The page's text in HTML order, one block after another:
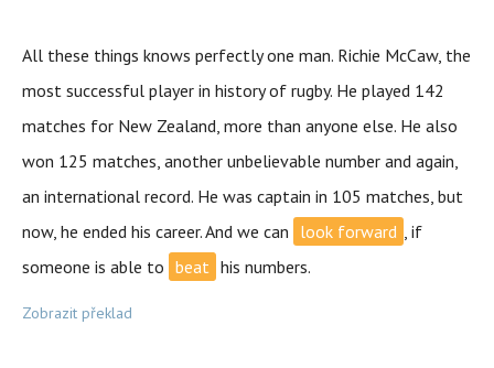
All these things knows perfectly one man. Richie McCaw, the
most successful player in history of rugby. He played 142
matches for New Zealand, more than anyone else. He also
won 125 matches, another unbelievable number and again,
an international record. He was captain in 105 matches, but
now, he ended his career. And we can look forward , if
someone is able to beat his numbers.
Zobrazit překlad